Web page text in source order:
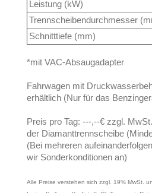
Leistung (kW)
Trennscheibendurchmesser
Schnitttiefe (mm)
*mit VAC-Absaugadapter
Fahrwagen mit
erhältlich (Nur für das
Preis pro Tag: ---,--€ zzgl.
der Diamanttrennscheibe
(Bei mehreren
wir Sonderkonditionen an)
Alle Preise verstehen sich zzgl. 19% MwSt.